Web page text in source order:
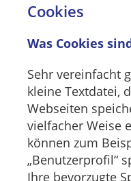
Cookies
Was Cookies
Sehr vereinfacht
kleine Textdatei,
Webseiten
vielfacher Weise
können zum
„Benutzerprofil“
Ihre bevorzugte